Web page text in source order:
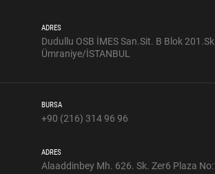
ADRES
Dudullu OSB İMES San.Sit. B Blok
Ümraniye/İSTANBUL
BURSA
+90 (216) 314 96 96
ADRES
Alaaddinbey Mh. 626. Sk. Zer6 Plaza